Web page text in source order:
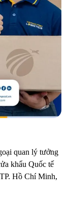
quan lý tưởng
khẩu Quốc tế
Hồ Chí Minh,